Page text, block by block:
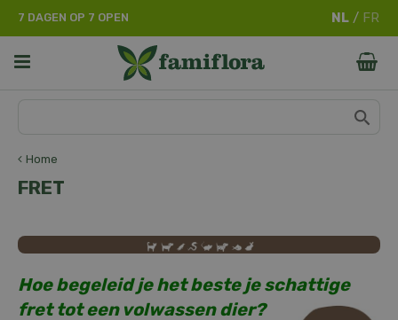
Home
7 DAGEN OP 7 OPEN
FRET
Hoe begeleid je het beste je schattige
fret tot een volwassen dier?